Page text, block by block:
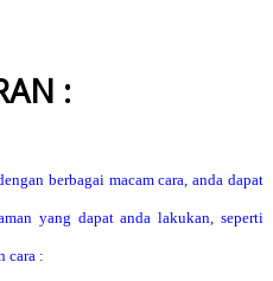
:
berbagai macam cara, anda dapat
yang dapat anda lakukan, seperti
cara :